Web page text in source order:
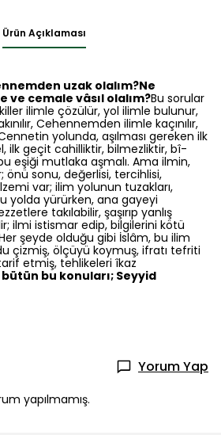
Ürün Açıklaması
uzak olalım?Ne
ve cemale vâsıl olalım?Bu sorular
ilimle çözülür, yol ilimle bulunur,
Cehennemden ilimle kaçınılır,
yolunda, aşılması gereken ilk
ilk geçit cahilliktir, bilmezliktir, bî-
eşiği mutlaka aşmalı. Ama ilmin,
önü sonu, değerlisi, tercihlisi,
var; ilim yolunun tuzakları,
yolda yürürken, ana gayeyi
takılabilir, şaşırıp yanlış
ilmi istismar edip, bilgilerini kötü
şeyde olduğu gibi İslâm, bu ilim
çizmiş, ölçüyü koymuş, ifratı tefriti
etmiş, tehlikeleri îkaz
bu konuları; Seyyid
Yorum Yap
yapılmamış.